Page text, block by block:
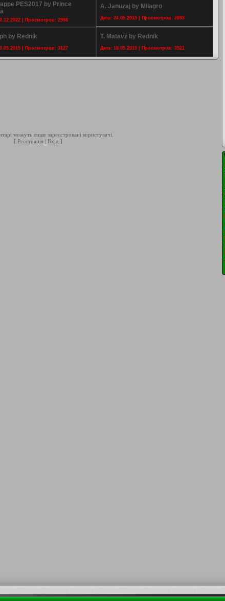
PES2017 by Prince
| Просмотров: 2998
A. Januzaj by Milagro
Дата: 24.05.2015 | Просмотров: 2893
by Rednik
| Просмотров: 3127
T. Matavz by Rednik
Дата: 18.05.2015 | Просмотров: 3521
можуть лише зареєстровані користувачі.
[ Реєстрація| Вхід ]